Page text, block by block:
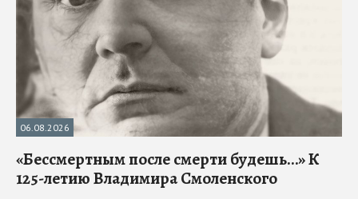
06.08.2026
«Бессмертным после смерти будешь…» К
125-летию Владимира Смоленского